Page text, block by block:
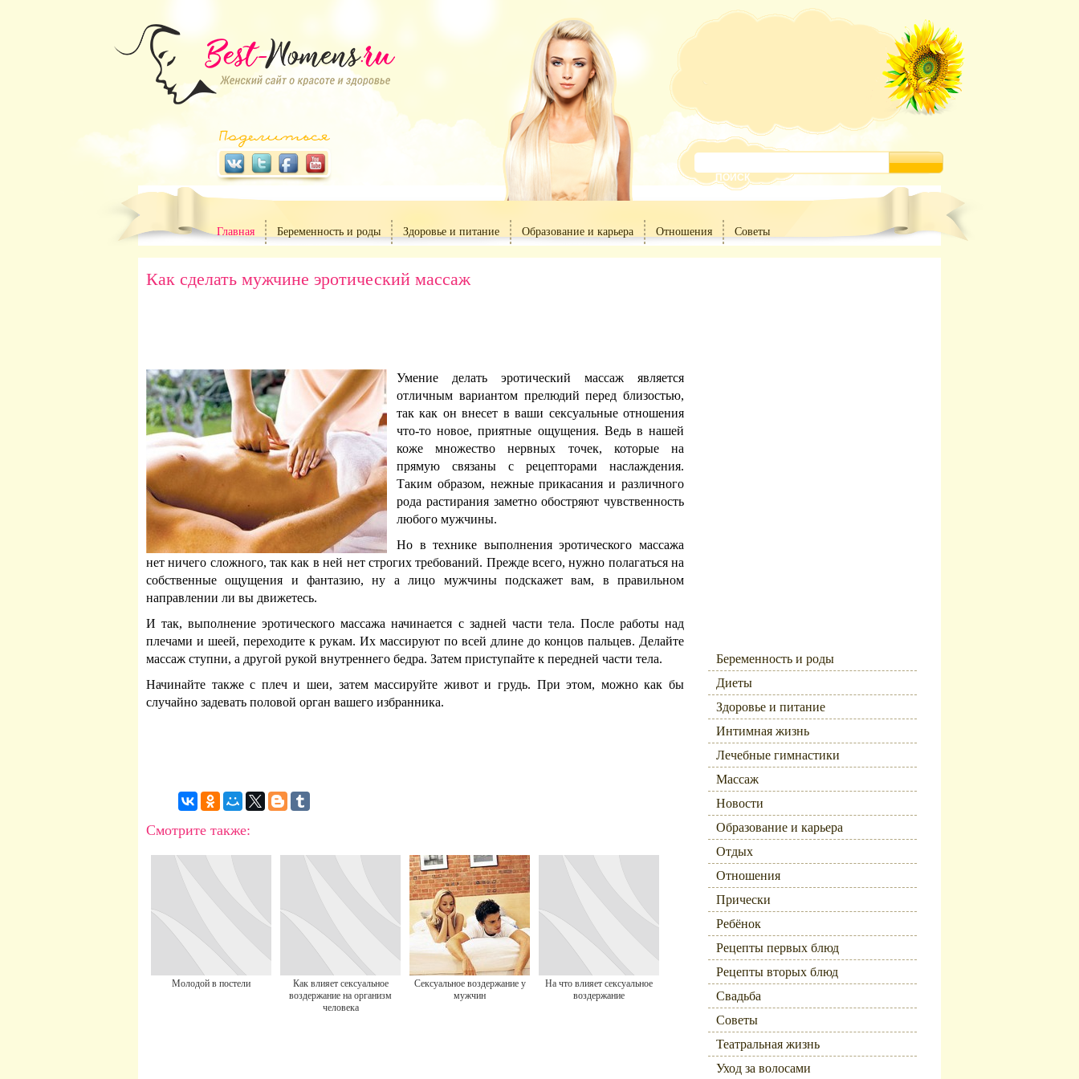
Главная Беременность и роды Здоровье и питание Образование и карьера Отношения Советы
Как сделать мужчине эротический массаж
Умение делать эротический массаж является
отличным вариантом прелюдий перед близостью,
так как он внесет в ваши сексуальные отношения
что-то новое, приятные ощущения. Ведь в нашей
коже множество нервных точек, которые на
прямую связаны с рецепторами наслаждения.
Таким образом, нежные прикасания и различного
рода растирания заметно обостряют чувственность
любого мужчины.
Но в технике выполнения эротического массажа
нет ничего сложного, так как в ней нет строгих требований. Прежде всего, нужно полагаться на
собственные ощущения и фантазию, ну а лицо мужчины подскажет вам, в правильном
направлении ли вы движетесь.
И так, выполнение эротического массажа начинается с задней части тела. После работы над
плечами и шеей, переходите к рукам. Их массируют по всей длине до концов пальцев. Делайте
массаж ступни, а другой рукой внутреннего бедра. Затем приступайте к передней части тела.
Начинайте также с плеч и шеи, затем массируйте живот и грудь. При этом, можно как бы
случайно задевать половой орган вашего избранника.
Смотрите также:
Молодой в постели
Как влияет сексуальное
воздержание на организм
человека
Сексуальное воздержание у
мужчин
На что влияет сексуальное
воздержание
Беременность и роды
Диеты
Здоровье и питание
Интимная жизнь
Лечебные гимнастики
Массаж
Новости
Образование и карьера
Отдых
Отношения
Прически
Ребёнок
Рецепты первых блюд
Рецепты вторых блюд
Свадьба
Советы
Театральная жизнь
Уход за волосами